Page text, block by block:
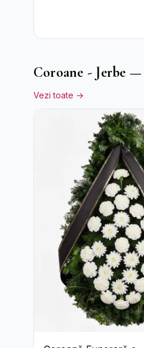
Coroane - Jerbe
Vezi toate →